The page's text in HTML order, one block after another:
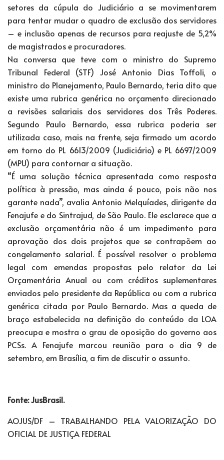
setores da cúpula do Judiciário a se movimentarem
para tentar mudar o quadro de exclusão dos servidores
– e inclusão apenas de recursos para reajuste de 5,2%
de magistrados e procuradores.
Na conversa que teve com o ministro do Supremo
Tribunal Federal (STF) José Antonio Dias Toffoli, o
ministro do Planejamento, Paulo Bernardo, teria dito que
existe uma rubrica genérica no orçamento direcionado
a revisões salariais dos servidores dos Três Poderes.
Segundo Paulo Bernardo, essa rubrica poderia ser
utilizada caso, mais na frente, seja firmado um acordo
em torno do PL 6613/2009 (Judiciário) e PL 6697/2009
(MPU) para contornar a situação.
“É uma solução técnica apresentada como resposta
política à pressão, mas ainda é pouco, pois não nos
garante nada”, avalia Antonio Melquíades, dirigente da
Fenajufe e do Sintrajud, de São Paulo. Ele esclarece que a
exclusão orçamentária não é um impedimento para
aprovação dos dois projetos que se contrapõem ao
congelamento salarial. É possível resolver o problema
legal com emendas propostas pelo relator da Lei
Orçamentária Anual ou com créditos suplementares
enviados pelo presidente da República ou com a rubrica
genérica citada por Paulo Bernardo. Mas a queda de
braço estabelecida na definição do conteúdo da LOA
preocupa e mostra o grau de oposição do governo aos
PCSs. A Fenajufe marcou reunião para o dia 9 de
setembro, em Brasília, a fim de discutir o assunto.
Fonte: JusBrasil.
AOJUS/DF – TRABALHANDO PELA VALORIZAÇÃO DO
OFICIAL DE JUSTIÇA FEDERAL